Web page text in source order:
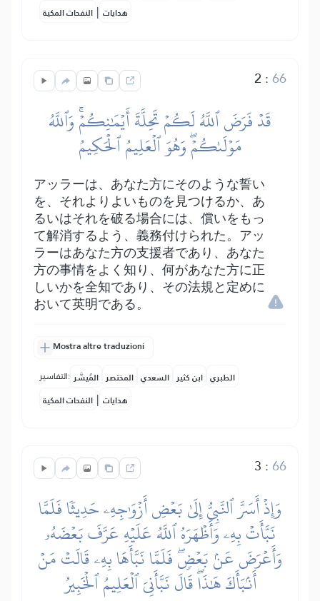
النفحات المكية | هدايات
2 :66
قَدۡ فَرَضَ ٱللَّهُ لَكُمۡ تَحِلَّةَ أَيۡمَٰنِكُمۡۚ وَٱللَّهُ
مَوۡلَىٰكُمۡۖ وَهُوَ ٱلۡعَلِيمُ ٱلۡحَكِيمُ
アッラーは、あなた方にそのような誓い
を、それよりよいものを見つけるか、あ
るいはそれを破る場合には、償いをもっ
て解消するよう、義務付けられた。アッ
ラーはあなた方の支援者であり、あなた
方の事情をよく知り、何があなた方に正
しいかを全知であり、その法規と定めに
おいて英明である。
Mostra altre traduzioni
التفاسير: المُيسَّر المختصر السعدي ابن كثير الطبري
النفحات المكية | هدايات
3 :66
وَإِذۡ أَسَرَّ ٱلنَّبِيُّ إِلَىٰ بَعۡضِ أَزۡوَٰجِهِۦ حَدِيثٗا فَلَمَّا
نَبَّأَتۡ بِهِۦ وَأَظۡهَرَهُ ٱللَّهُ عَلَيۡهِ عَرَّفَ بَعۡضَهُۥ
وَأَعۡرَضَ عَنۢ بَعۡضٖۖ فَلَمَّا نَبَّأَهَا بِهِۦ قَالَتۡ مَنۡ
أَنۢبَأَكَ هَٰذَاۖ قَالَ نَبَّأَنِيَ ٱلۡعَلِيمُ ٱلۡخَبِيرُ